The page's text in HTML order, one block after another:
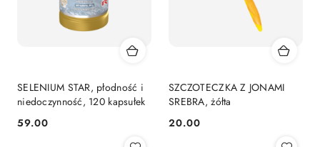
SELENIUM STAR, płodność i
niedoczynność, 120 kapsułek
Cena:
59.00
SZCZOTECZKA Z JONAMI
SREBRA, żółta
Cena:
20.00